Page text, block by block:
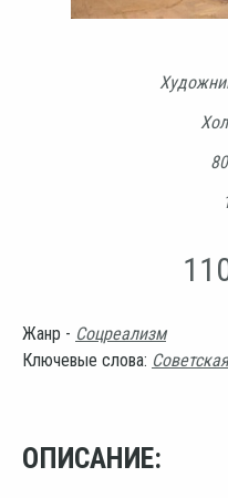
Жанр - Соцреализм
Ключевые слова:
ОПИСАНИЕ: